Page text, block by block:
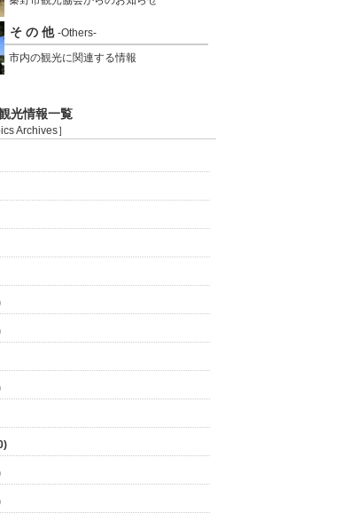
そ の 他-Others-
市内の観光に関連する情報
光情報一覧
Archives］